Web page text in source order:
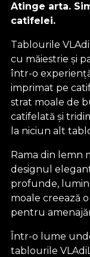
Atinge arta.
catifelei.
Tablourile
cu măiestrie și
într-o
imprimat pe
strat moale de
catifelată și
la niciun alt
Rama din lemn
designul
profunde,
moale creează
pentru
Într-o lume
tablourile